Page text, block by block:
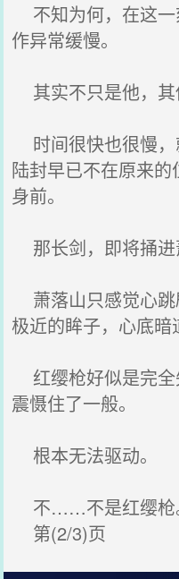
不知为何，在这一
作异常缓慢。
其实不只是他，其
时间很快也很慢，
陆封早已不在原来
身前。
那长剑，即将捅进
萧落山只感觉心跳
极近的眸子，心底暗
红缨枪好似是完全
震慑住了一般。
根本无法驱动。
不……不是红缨枪
第(2/3)页